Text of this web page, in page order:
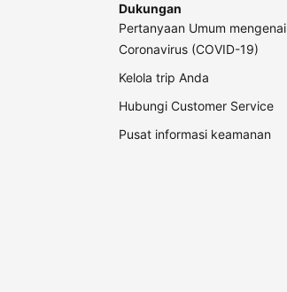
Dukungan
Pertanyaan Umum mengenai
Coronavirus (COVID-19)
Kelola trip Anda
Hubungi Customer Service
Pusat informasi keamanan